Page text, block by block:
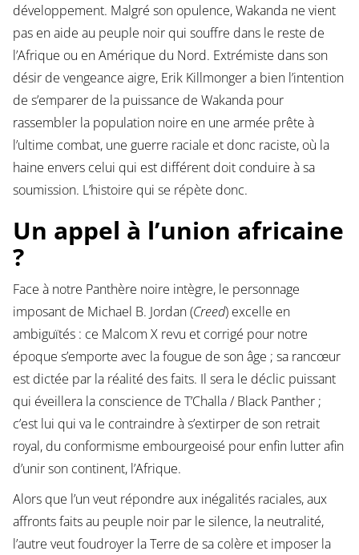
développement. Malgré son opulence, Wakanda ne vient
pas en aide au peuple noir qui souffre dans le reste de
l’Afrique ou en Amérique du Nord. Extrémiste dans son
désir de vengeance aigre, Erik Killmonger a bien l’intention
de s’emparer de la puissance de Wakanda pour
rassembler la population noire en une armée prête à
l’ultime combat, une guerre raciale et donc raciste, où la
haine envers celui qui est différent doit conduire à sa
soumission. L’histoire qui se répète donc.
Un appel à l’union africaine
?
Face à notre Panthère noire intègre, le personnage
imposant de Michael B. Jordan (Creed) excelle en
ambiguïtés : ce Malcom X revu et corrigé pour notre
époque s’emporte avec la fougue de son âge ; sa rancœur
est dictée par la réalité des faits. Il sera le déclic puissant
qui éveillera la conscience de T’Challa / Black Panther ;
c’est lui qui va le contraindre à s’extirper de son retrait
royal, du conformisme embourgeoisé pour enfin lutter afin
d’unir son continent, l’Afrique.
Alors que l’un veut répondre aux inégalités raciales, aux
affronts faits au peuple noir par le silence, la neutralité,
l’autre veut foudroyer la Terre de sa colère et imposer la